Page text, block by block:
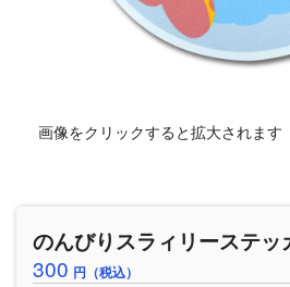
画像をクリックすると拡大されます
のんびりスラィリーステッ
300 円（税込）